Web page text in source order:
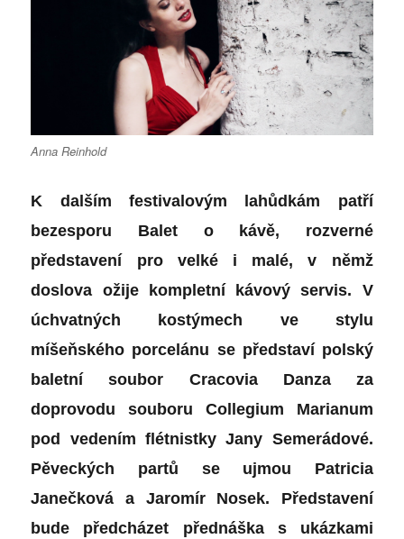
Anna Reinhold
K dalším festivalovým lahůdkám patří
bezesporu Balet o kávě, rozverné
představení pro velké i malé, v němž
doslova ožije kompletní kávový servis. V
úchvatných kostýmech ve stylu
míšeňského porcelánu se představí polský
baletní soubor Cracovia Danza za
doprovodu souboru Collegium Marianum
pod vedením flétnistky Jany Semerádové.
Pěveckých partů se ujmou Patricia
Janečková a Jaromír Nosek. Představení
bude předcházet přednáška s ukázkami